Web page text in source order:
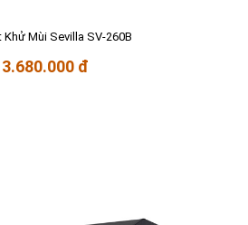
Khử Mùi Sevilla SV-260B
3.680.000 đ